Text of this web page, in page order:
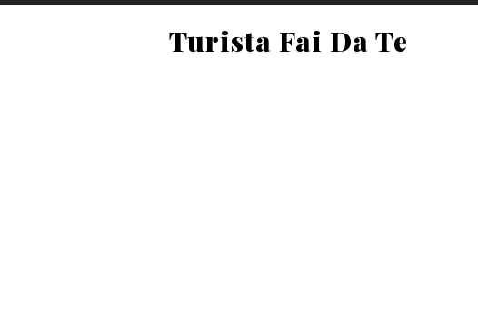
Turista Fai Da Te